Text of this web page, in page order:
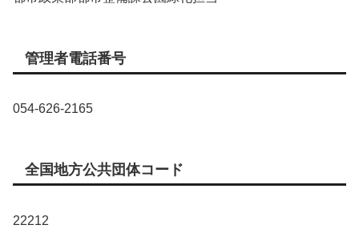
管理者電話番号
054-626-2165
全国地方公共団体コード
22212